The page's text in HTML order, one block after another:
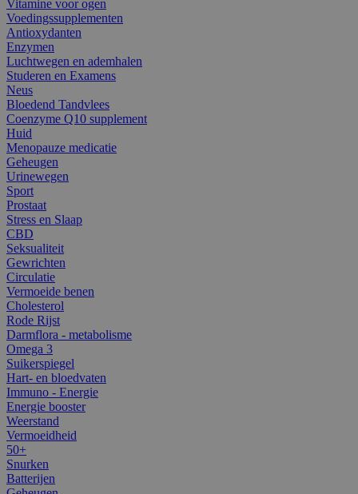
Vitamine voor ogen
Voedingssupplementen
Antioxydanten
Enzymen
Luchtwegen en ademhalen
Studeren en Examens
Neus
Bloedend Tandvlees
Coenzyme Q10 supplement
Huid
Menopauze medicatie
Geheugen
Urinewegen
Sport
Prostaat
Stress en Slaap
CBD
Seksualiteit
Gewrichten
Circulatie
Vermoeide benen
Cholesterol
Rode Rijst
Darmflora - metabolisme
Omega 3
Suikerspiegel
Hart- en bloedvaten
Immuno - Energie
Energie booster
Weerstand
Vermoeidheid
50+
Snurken
Batterijen